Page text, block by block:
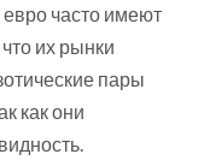
часто имеют
их рынки
пары
как они